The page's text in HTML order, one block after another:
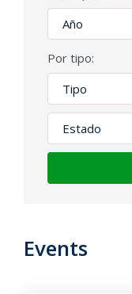
Por tipo:
Events